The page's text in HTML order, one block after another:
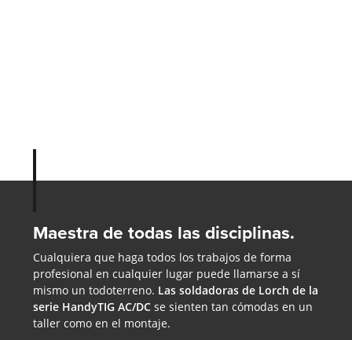
Maestra de todas las disciplinas.
Cualquiera que haga todos los trabajos de forma
profesional en cualquier lugar puede llamarse a sí
mismo un todoterreno. Las soldadoras de Lorch de la
serie HandyTIG AC/DCse sienten tan cómodas en un
taller como en el montaje.